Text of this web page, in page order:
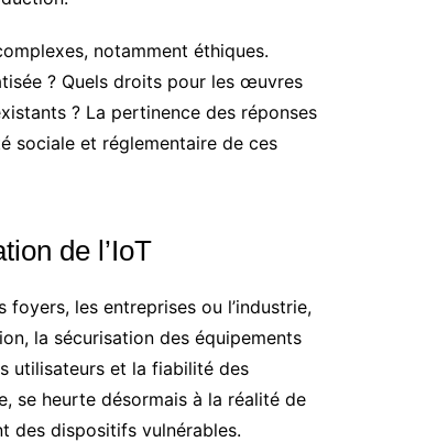
notamment éthiques.
? Quels droits pour les œuvres
? La pertinence des réponses
sociale et réglementaire de ces
de l’IoT
les entreprises ou l’industrie,
la sécurisation des équipements
utilisateurs et la fiabilité des
se heurte désormais à la réalité de
des dispositifs vulnérables.